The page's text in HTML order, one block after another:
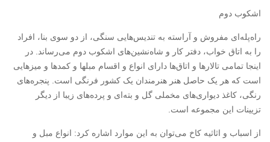
اشکوب دوم
راه‌پله‌ای مفروش و آراسته به تندیس‌هایی سنگی، از دو سوی بنا، افراد
را به اتاق خواب، دفتر کار و شاه‌نشین‌های اشکوب دوم می‌رساند. در
اینجا تمامی تالارها و اتاق‌ها دارای انواع و اقسام مبلها و کمدها و میزهایی
است که هر یک حاصل هنر هنرمندان یک کشور فرنگی است. پنجره‌های
رنگی، کاغذ دیواری‌های مخملی گل و بته‌ای و پرده‌های زیبا از دیگر
تزیینات این مجموعه است.
از اسباب و اثاثیه کاخ می‌توان به این موارد اشاره کرد: انواع مبل و